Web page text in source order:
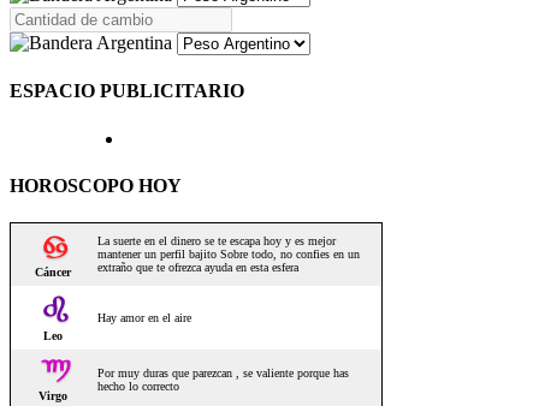
ESPACIO PUBLICITARIO
HOROSCOPO HOY